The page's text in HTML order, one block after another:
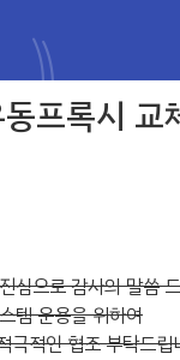
록시 교
심으로 감사의 말씀
템 운용을 위하여
극적인 협조 부탁드립